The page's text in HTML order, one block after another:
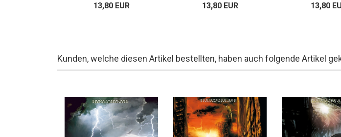
13,80 EUR 13,80 EUR 13,80
Kunden, welche diesen Artikel bestellten, haben auch folgende Artikel